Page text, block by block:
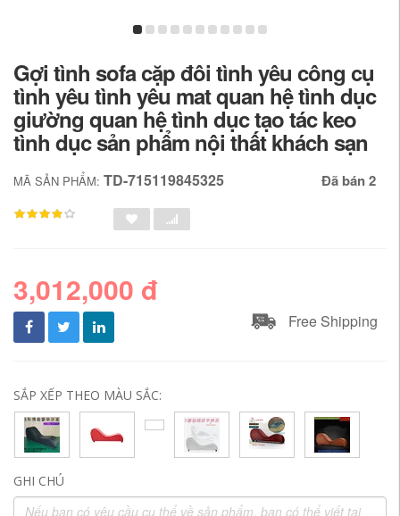
Gợi tình sofa cặp đôi tình yêu công cụ
tình yêu tình yêu mat quan hệ tình dục
giường quan hệ tình dục tạo tác keo
tình dục sản phẩm nội thất khách sạn
MÃ SẢN PHẨM: TD-715119845325 Đã bán 2
3,012,000 đ
Free Shipping
SẮP XẾP THEO MÀU SẮC:
GHI CHÚ